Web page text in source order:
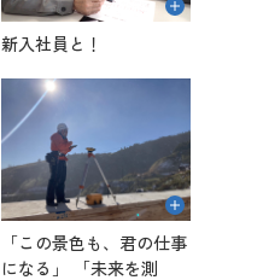
新入社員と！
「この景色も、君の仕事
になる」 「未来を測